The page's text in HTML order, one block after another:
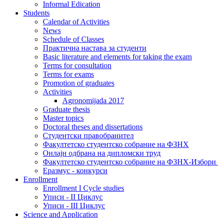
Informal Edication
Students
Calendar of Activities
News
Schedule of Classes
Практична настава за студенти
Basic literature and elements for taking the exam
Terms for consultation
Terms for exams
Promotion of graduates
Activities
Agronomijada 2017
Graduate thesis
Master topics
Doctoral theses and dissertations
Студентски правобранител
Факултетско студентско собрание на ФЗНХ
Онлајн одбрана на дипломски труд
Факултетско студентско собрание на ФЗНХ-
Еразмус - конкурси
Enrollment
Enrollment I Cycle studies
Уписи - II Циклус
Уписи - III Циклус
Science and Application